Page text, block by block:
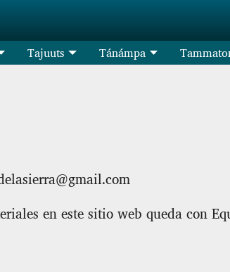
Tajuuts Tánámpa
en este sitio web queda con